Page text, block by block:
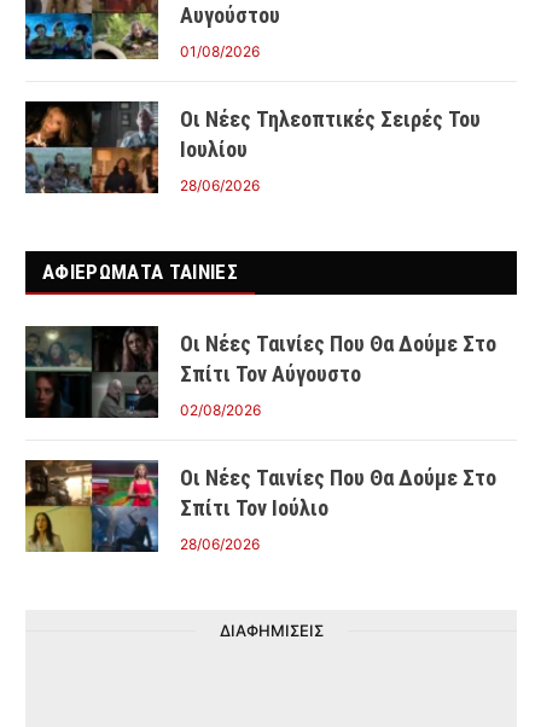
Αυγούστου
01/08/2026
Οι Νέες Τηλεοπτικές Σειρές Του
Ιουλίου
28/06/2026
ΑΦΙΕΡΩΜΑΤΑ ΤΑΙΝΊΕΣ
Οι Νέες Ταινίες Που Θα Δούμε Στο
Σπίτι Τον Αύγουστο
02/08/2026
Οι Νέες Ταινίες Που Θα Δούμε Στο
Σπίτι Τον Ιούλιο
28/06/2026
ΔΙΑΦΗΜΙΣΕΙΣ